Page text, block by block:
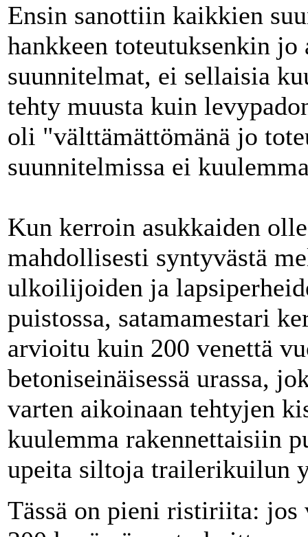
Ensin sanottiin kaikkien
hankkeen toteutuksenkin
suunnitelmat, ei sellaisia
tehty muusta kuin
oli "välttämättömänä jo
suunnitelmissa ei
Kun kerroin asukkaiden
mahdollisesti syntyvästä
ulkoilijoiden ja
puistossa, satamamestari
arvioitu kuin 200 venettä
betoniseinäisessä urassa,
varten aikoinaan tehtyjen
kuulemma rakennettaisiin
upeita siltoja trailerikuilun
Tässä on pieni ristiriita: